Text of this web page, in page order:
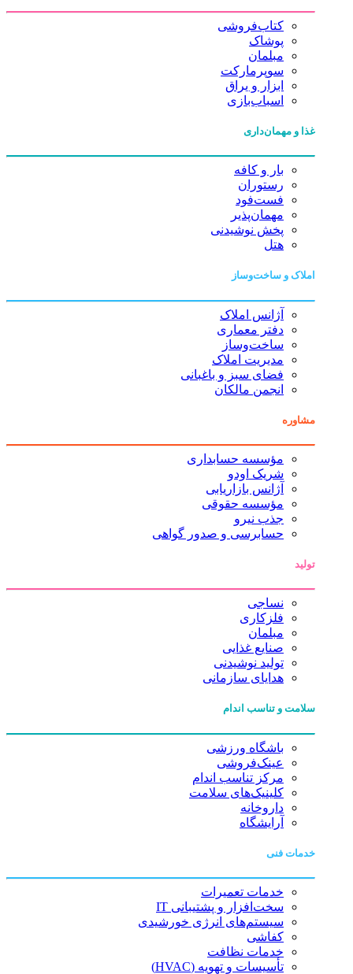
کتاب‌فروشی
پوشاک
مبلمان
سوپرمارکت
ابزار و یراق
اسباب‌بازی
غذا و مهمان‌داری
بار و کافه
رستوران
فست‌فود
مهمان‌پذیر
پخش نوشیدنی
هتل
املاک و ساخت‌وساز
آژانس املاک
دفتر معماری
ساخت‌وساز
مدیریت املاک
فضای سبز و باغبانی
انجمن مالکان
مشاوره
مؤسسه حسابداری
شریک اودو
آژانس بازاریابی
مؤسسه حقوقی
جذب نیرو
حسابرسی و صدور گواهی
تولید
نساجی
فلزکاری
مبلمان
صنایع غذایی
تولید نوشیدنی
هدایای سازمانی
سلامت و تناسب اندام
باشگاه ورزشی
عینک‌فروشی
مرکز تناسب اندام
کلینیک‌های سلامت
داروخانه
آرایشگاه
خدمات فنی
خدمات تعمیرات
سخت‌افزار و پشتیبانی IT
سیستم‌های انرژی خورشیدی
کفاشی
خدمات نظافت
تأسیسات و تهویه (HVAC)